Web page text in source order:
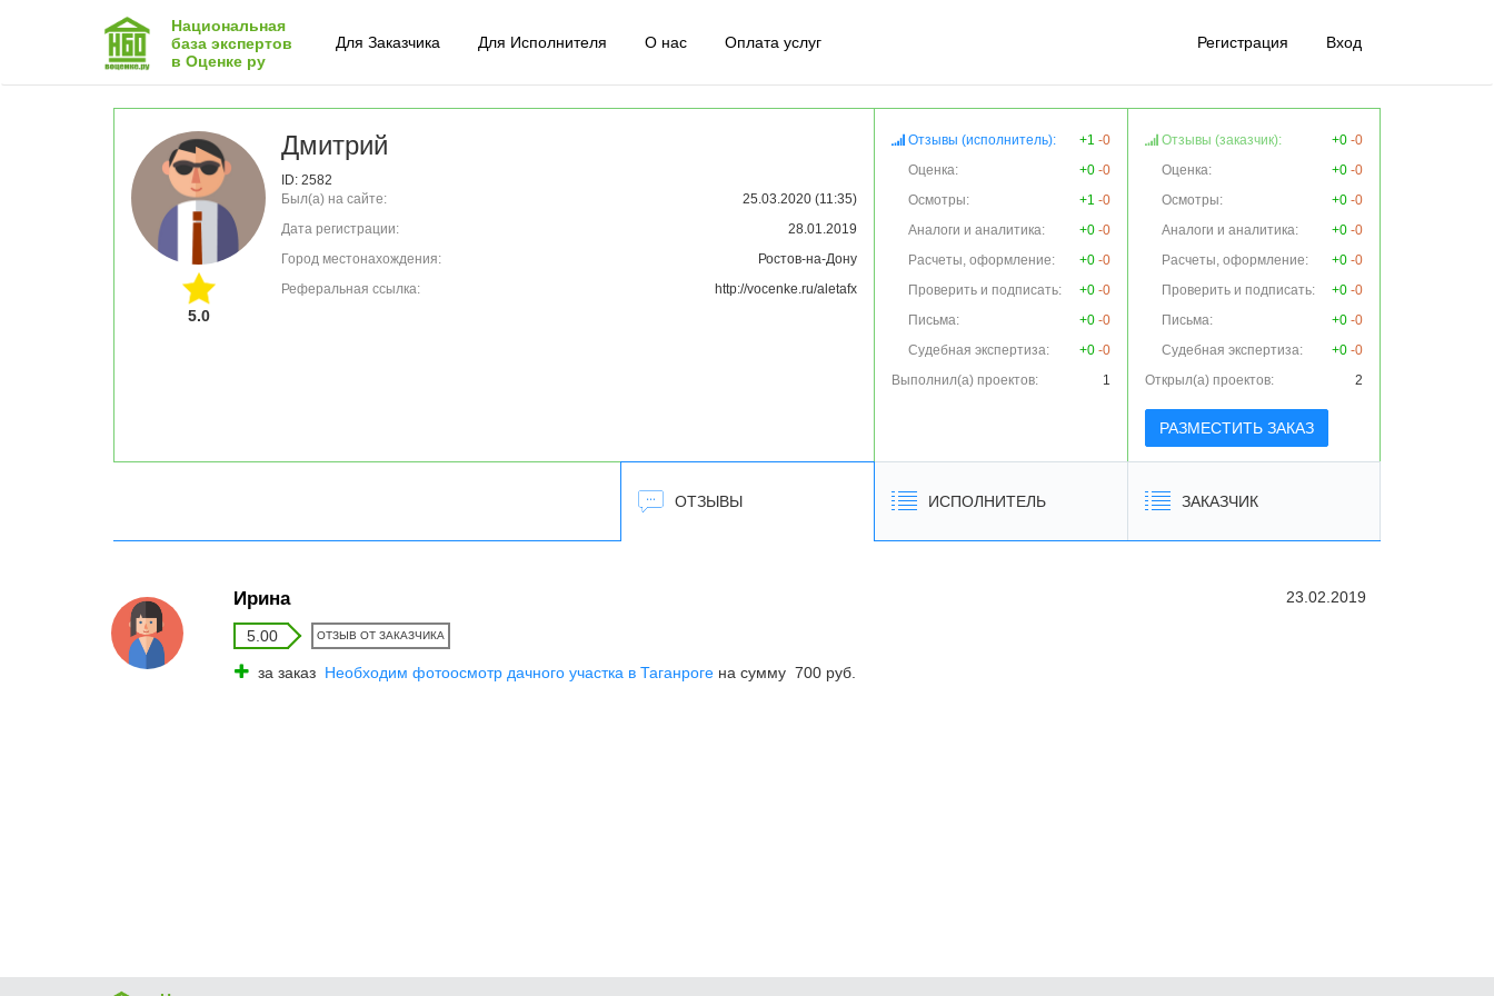
Национальная
база экспертов
в Оценке ру
Для Заказчика Для Исполнителя О нас Оплата услуг Регистрация Вход
5.0
Дмитрий
ID: 2582
Был(а) на сайте:
25.03.2020 (11:35)
Дата регистрации:
28.01.2019
Город местонахождения:
Ростов-на-Дону
Реферальная ссылка:
http://vocenke.ru/aletafx
Отзывы (исполнитель): +1 -0
Оценка:
+0 -0
Осмотры:
+1 -0
Аналоги и аналитика:
+0 -0
Расчеты, оформление:
+0 -0
Проверить и подписать:
+0 -0
Письма:
+0 -0
Судебная экспертиза:
+0 -0
Выполнил(а) проектов:
1
Отзывы (заказчик): +0 -0
Оценка:
+0 -0
Осмотры:
+0 -0
Аналоги и аналитика:
+0 -0
Расчеты, оформление:
+0 -0
Проверить и подписать:
+0 -0
Письма:
+0 -0
Судебная экспертиза:
+0 -0
Открыл(а) проектов:
2
РАЗМЕСТИТЬ ЗАКАЗ
ОТЗЫВЫ ИСПОЛНИТЕЛЬ ЗАКАЗЧИК
Ирина 23.02.2019
5.00 ОТЗЫВ ОТ ЗАКАЗЧИКА
за заказ Необходим фотоосмотр дачного участка в Таганроге на сумму 700 руб.